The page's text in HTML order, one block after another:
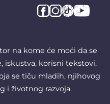
na kome će moći da se
iskustva, korisni tekstovi,
se tiču mladih, njihovog
i životnog razvoja.